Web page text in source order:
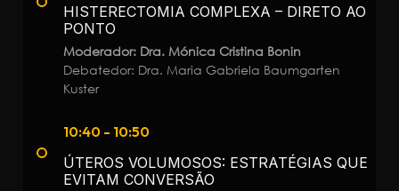
HISTERECTOMIA COMPLEXA – DIRETO AO
PONTO
Moderador: Dra. Mónica Cristina Bonin
Debatedor: Dra. Maria Gabriela Baumgarten
Kuster
10:40 - 10:50
ÚTEROS VOLUMOSOS: ESTRATÉGIAS QUE
EVITAM CONVERSÃO